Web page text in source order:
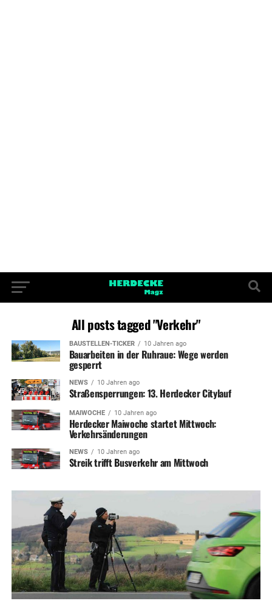
All posts tagged "Verkehr"
BAUSTELLEN-TICKER 10 Jahren ago
Bauarbeiten in der Ruhraue: Wege werden
gesperrt
NEWS 10 Jahren ago
Straßensperrungen: 13. Herdecker Citylauf
MAIWOCHE 10 Jahren ago
Herdecker Maiwoche startet Mittwoch:
Verkehrsänderungen
NEWS 10 Jahren ago
Streik trifft Busverkehr am Mittwoch